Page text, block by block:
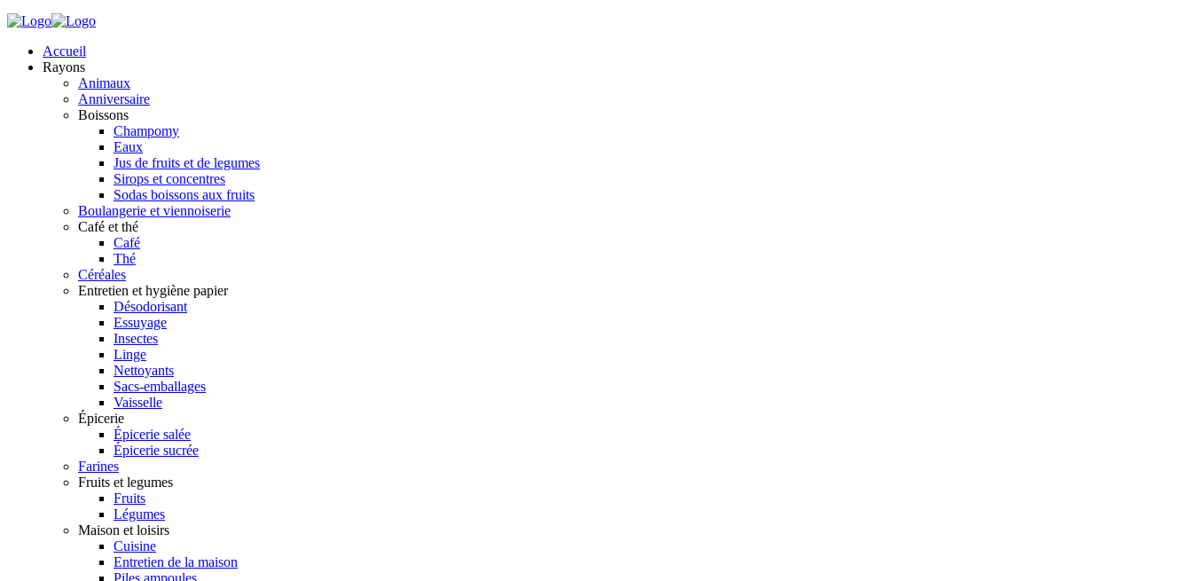
Accueil
Rayons
Animaux
Anniversaire
Boissons
Champomy
Eaux
Jus de fruits et de legumes
Sirops et concentres
Sodas boissons aux fruits
Boulangerie et viennoiserie
Café et thé
Café
Thé
Céréales
Entretien et hygiène papier
Désodorisant
Essuyage
Insectes
Linge
Nettoyants
Sacs-emballages
Vaisselle
Épicerie
Épicerie salée
Épicerie sucrée
Farines
Fruits et legumes
Fruits
Légumes
Maison et loisirs
Cuisine
Entretien de la maison